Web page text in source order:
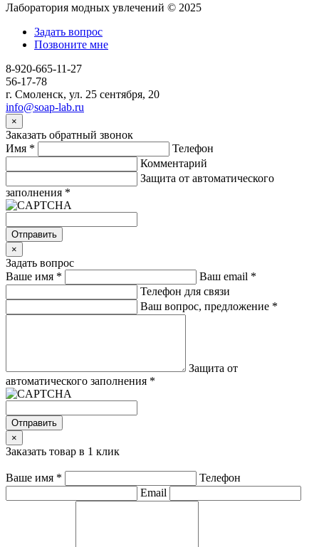
Лаборатория модных увлечений © 2025
Задать вопрос
Позвоните мне
8-920-665-11-27
56-17-78
г. Смоленск, ул. 25 сентября, 20
info@soap-lab.ru
×
Заказать обратный звонок
Имя *
Телефон
Комментарий
Защита от автоматического
заполнения *
Отправить
×
Задать вопрос
Ваше имя * Ваш email *
Телефон для связи
Ваш вопрос, предложение *
Защита от
автоматического заполнения *
Отправить
×
Заказать товар в 1 клик
Ваше имя *
Телефон
Email